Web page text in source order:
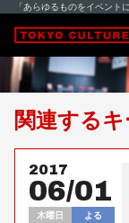
「あらゆるものをイベント
関連するキ
2017
06/01
木曜日 よる